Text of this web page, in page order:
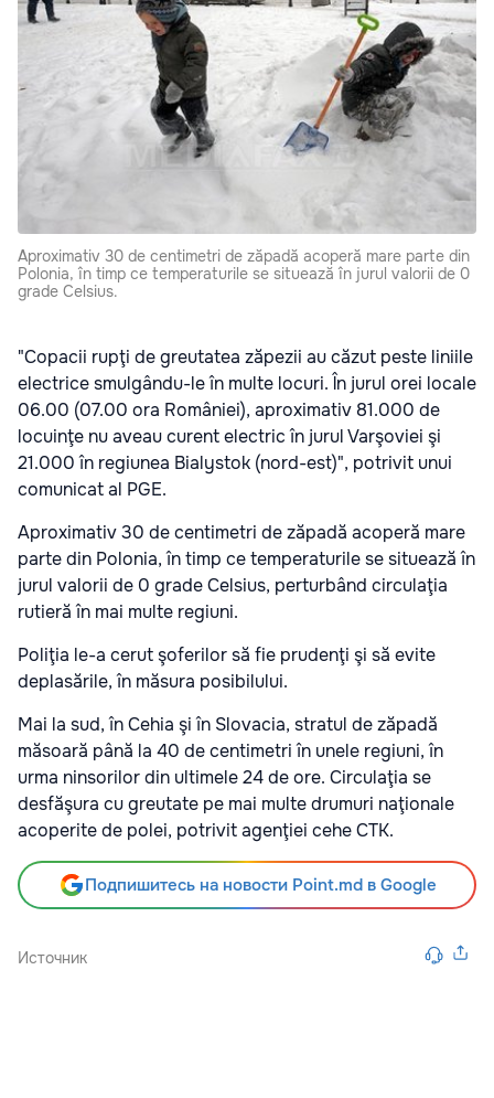
Aproximativ 30 de centimetri de zăpadă acoperă mare parte din
Polonia, în timp ce temperaturile se situează în jurul valorii de 0
grade Celsius.
"Copacii rupţi de greutatea zăpezii au căzut peste liniile
electrice smulgându-le în multe locuri. În jurul orei locale
06.00 (07.00 ora României), aproximativ 81.000 de
locuinţe nu aveau curent electric în jurul Varşoviei şi
21.000 în regiunea Bialystok (nord-est)", potrivit unui
comunicat al PGE.
Aproximativ 30 de centimetri de zăpadă acoperă mare
parte din Polonia, în timp ce temperaturile se situează în
jurul valorii de 0 grade Celsius, perturbând circulaţia
rutieră în mai multe regiuni.
Poliţia le-a cerut şoferilor să fie prudenţi şi să evite
deplasările, în măsura posibilului.
Mai la sud, în Cehia şi în Slovacia, stratul de zăpadă
măsoară până la 40 de centimetri în unele regiuni, în
urma ninsorilor din ultimele 24 de ore. Circulaţia se
desfăşura cu greutate pe mai multe drumuri naţionale
acoperite de polei, potrivit agenţiei cehe CTK.
Подпишитесь на новости Point.md в Google
Источник